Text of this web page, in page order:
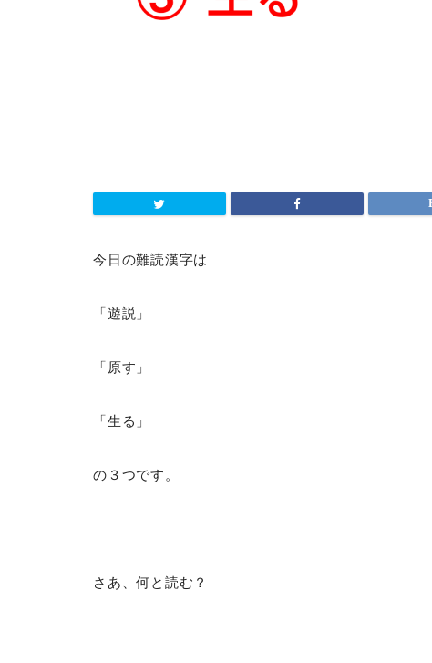
今日の難読漢字は
「遊説」
「原す」
「生る」
の３つです。
さあ、何と読む？